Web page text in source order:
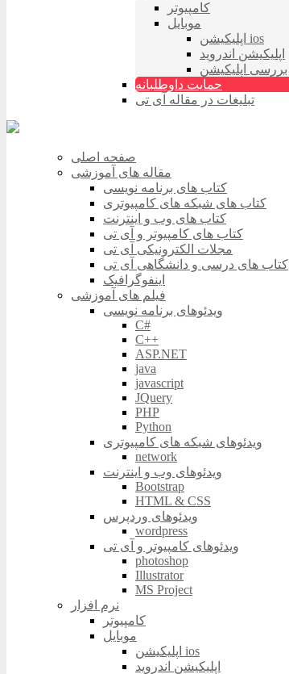
کامپیوتر
موبایل
اپلیکیشن ios
اپلیکیشن اندروید
بررسی اپلیکیشن
حمایت داوطلبانه
تبلیغات در مقاله آی تی
صفحه اصلی
مقاله های آموزشی
کتاب های برنامه نویسی
کتاب های شبکه های کامپیوتری
کتاب های وب و اینترنت
کتاب های کامپیوتر و آی تی
مجلات الکترونیکی آی تی
کتاب های درسی و دانشگاهی آی تی
اینفوگرافیک
فیلم های آموزشی
ویدئوهای برنامه نویسی
C#
C++
ASP.NET
java
javascript
JQuery
PHP
Python
ویدئوهای شبکه های کامپیوتری
network
ویدئوهای وب و اینترنت
Bootstrap
HTML & CSS
ویدئوهای وردپرس
wordpress
ویدئوهای کامپیوتر و آی تی
photoshop
Illustrator
MS Project
نرم افزار
کامپیوتر
موبایل
اپلیکیشن ios
اپلیکیشن اندروید